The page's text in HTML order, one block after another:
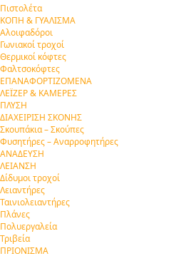
Πιστολέτα
ΚΟΠΗ & ΓΥΑΛΙΣΜΑ
Αλοιφαδόροι
Γωνιακοί τροχοί
Θερμικοί κόφτες
Φαλτσοκόφτες
ΕΠΑΝΑΦΟΡΤΙΖΟΜΕΝΑ
ΛΕΪΖΕΡ & ΚΑΜΕΡΕΣ
ΠΛΥΣΗ
ΔΙΑΧΕΙΡΙΣΗ ΣΚΟΝΗΣ
Σκουπάκια – Σκούπες
Φυσητήρες – Αναρροφητήρες
ΑΝΑΔΕΥΣΗ
ΛΕΙΑΝΣΗ
Δίδυμοι τροχοί
Λειαντήρες
Ταινιολειαντήρες
Πλάνες
Πολυεργαλεία
Τριβεία
ΠΡΙΟΝΙΣΜΑ